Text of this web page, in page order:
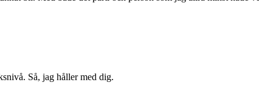
Så, jag håller med dig.